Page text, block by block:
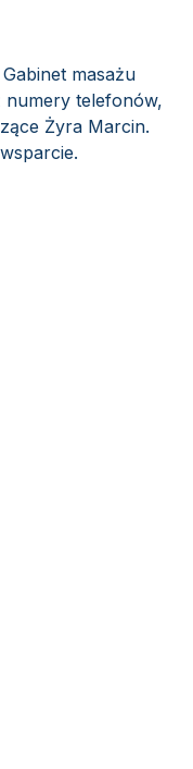
masażu
numery telefonów,
Żyra Marcin.